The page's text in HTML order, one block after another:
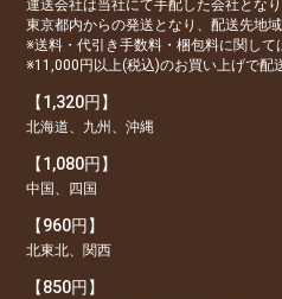
運送会社は当社にて手配した会社となり
東京都内からの発送となり、配送先地
※送料・代引き手数料・梱包料に関して
※11,000円以上(税込)のお買い上げで配
【1,320円】
北海道、九州、沖縄
【1,080円】
中国、四国
【960円】
北東北、関西
【850円】